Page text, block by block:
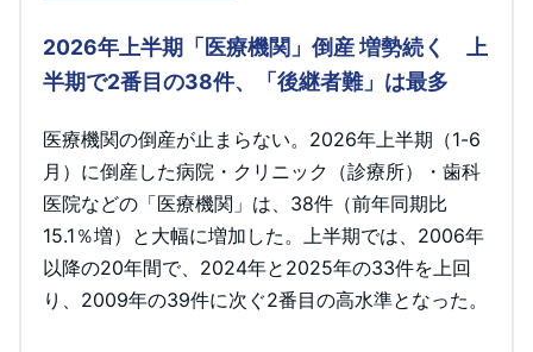
2026年上半期「医療機関」倒産 増勢続く 上
半期で2番目の38件、「後継者難」は最多
医療機関の倒産が止まらない。2026年上半期（1-6
月）に倒産した病院・クリニック（診療所）・歯科
医院などの「医療機関」は、38件（前年同期比
15.1％増）と大幅に増加した。上半期では、2006年
以降の20年間で、2024年と2025年の33件を上回
り、2009年の39件に次ぐ2番目の高水準となった。